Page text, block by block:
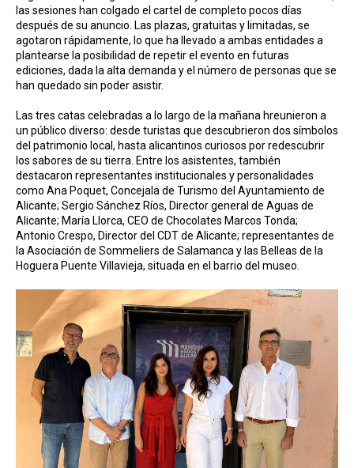
las sesiones han colgado el cartel de completo pocos días
después de su anuncio. Las plazas, gratuitas y limitadas, se
agotaron rápidamente, lo que ha llevado a ambas entidades a
plantearse la posibilidad de repetir el evento en futuras
ediciones, dada la alta demanda y el número de personas que se
han quedado sin poder asistir.
Las tres catas celebradas a lo largo de la mañana hreunieron a
un público diverso: desde turistas que descubrieron dos símbolos
del patrimonio local, hasta alicantinos curiosos por redescubrir
los sabores de su tierra. Entre los asistentes, también
destacaron representantes institucionales y personalidades
como Ana Poquet, Concejala de Turismo del Ayuntamiento de
Alicante; Sergio Sánchez Ríos, Director general de Aguas de
Alicante; María Llorca, CEO de Chocolates Marcos Tonda;
Antonio Crespo, Director del CDT de Alicante; representantes de
la Asociación de Sommeliers de Salamanca y las Belleas de la
Hoguera Puente Villavieja, situada en el barrio del museo.